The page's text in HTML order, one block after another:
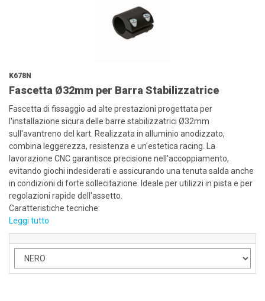
K678N
Fascetta Ø32mm per Barra Stabilizzatrice
Fascetta di fissaggio ad alte prestazioni progettata per
l'installazione sicura delle barre stabilizzatrici Ø32mm
sull'avantreno del kart. Realizzata in alluminio anodizzato,
combina leggerezza, resistenza e un'estetica racing. La
lavorazione CNC garantisce precisione nell'accoppiamento,
evitando giochi indesiderati e assicurando una tenuta salda anche
in condizioni di forte sollecitazione. Ideale per utilizzi in pista e per
regolazioni rapide dell'assetto.
Caratteristiche tecniche:
Leggi tutto